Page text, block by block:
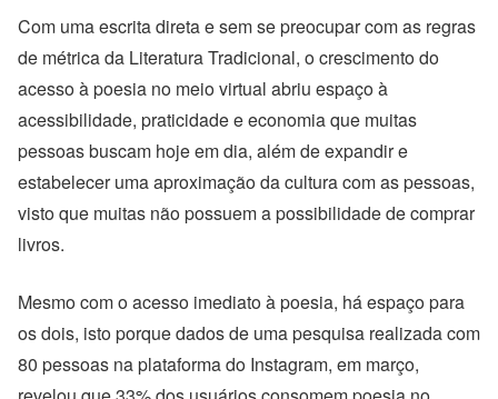
Com uma escrita direta e sem se preocupar com as regras
de métrica da Literatura Tradicional, o crescimento do
acesso à poesia no meio virtual abriu espaço à
acessibilidade, praticidade e economia que muitas
pessoas buscam hoje em dia, além de expandir e
estabelecer uma aproximação da cultura com as pessoas,
visto que muitas não possuem a possibilidade de comprar
livros.
Mesmo com o acesso imediato à poesia, há espaço para
os dois, isto porque dados de uma pesquisa realizada com
80 pessoas na plataforma do Instagram, em março,